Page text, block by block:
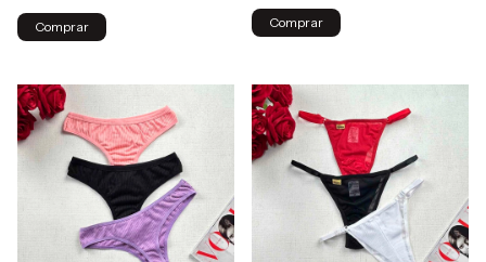
Comprar Comprar